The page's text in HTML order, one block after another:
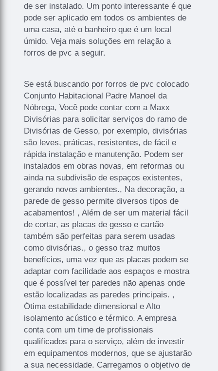
de ser instalado. Um ponto interessante é que
pode ser aplicado em todos os ambientes de
uma casa, até o banheiro que é um local
úmido. Veja mais soluções em relação a
forros de pvc a seguir.
Se está buscando por forros de pvc colocado
Conjunto Habitacional Padre Manoel da
Nóbrega, Você pode contar com a Maxx
Divisórias para solicitar serviços do ramo de
Divisórias de Gesso, por exemplo, divisórias
são leves, práticas, resistentes, de fácil e
rápida instalação e manutenção. Podem ser
instalados em obras novas, em reformas ou
ainda na subdivisão de espaços existentes,
gerando novos ambientes., Na decoração, a
parede de gesso permite diversos tipos de
acabamentos! , Além de ser um material fácil
de cortar, as placas de gesso e cartão
também são perfeitas para serem usadas
como divisórias., o gesso traz muitos
benefícios, uma vez que as placas podem se
adaptar com facilidade aos espaços e mostra
que é possível ter paredes não apenas onde
estão localizadas as paredes principais. ,
Ótima estabilidade dimensional e Alto
isolamento acústico e térmico. A empresa
conta com um time de profissionais
qualificados para o serviço, além de investir
em equipamentos modernos, que se ajustarão
a sua necessidade. Carregamos o objetivo de